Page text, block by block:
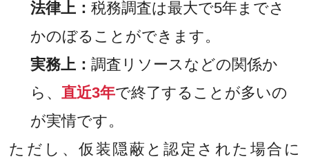
法律上：税務調査は最大で5年までさ
かのぼることができます。
実務上：調査リソースなどの関係か
ら、直近3年で終了することが多いの
が実情です。
ただし、仮装隠蔽と認定された場合に